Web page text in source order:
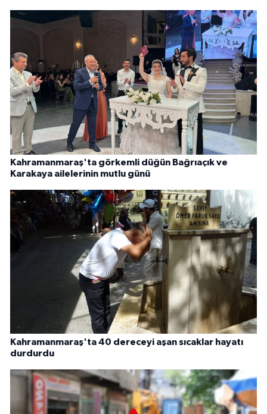
Kahramanmaraş'ta görkemli düğün Bağrıaçık ve
Karakaya ailelerinin mutlu günü
Kahramanmaraş'ta 40 dereceyi aşan sıcaklar hayatı
durdurdu